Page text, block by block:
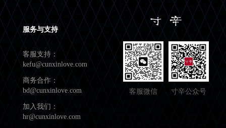
服务与支持
客服支持：
kefu@cunxinlove.com
商务合作：
bd@cunxinlove.com
加入我们：
hr@cunxinlove.com
客服微信 寸辛公众号